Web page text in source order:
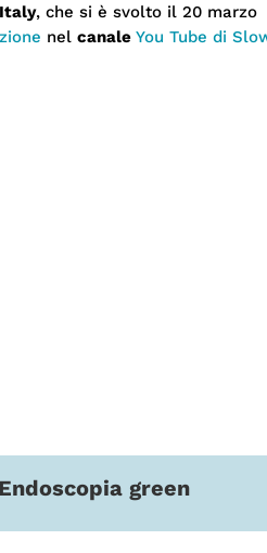
Italy, che si è svolto il 20 marzo
nel canale You Tube di
green